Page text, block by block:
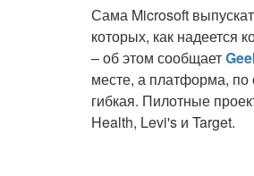
Сама Microsoft
которых, как надеется
– об этом сообщает
месте, а платформа, по
гибкая. Пилотные
Health, Levi's и Target.